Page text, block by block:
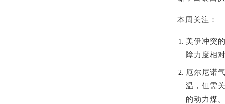
本周关注：
美伊冲突
障力度相
厄尔尼诺
温，但需
的动力煤